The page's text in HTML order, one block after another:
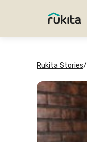
Rukita Stories/